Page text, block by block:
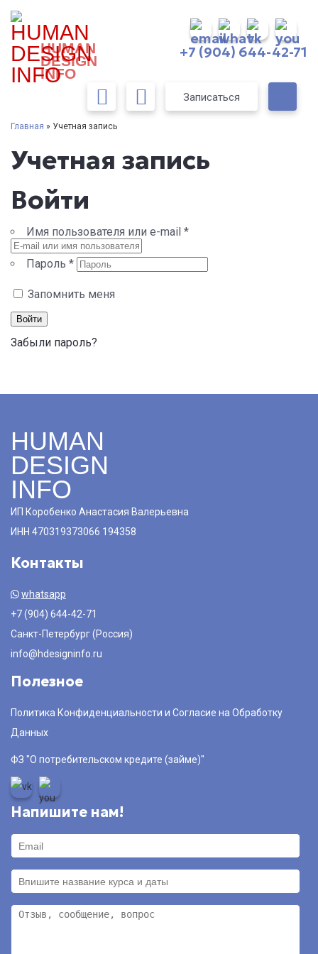
HUMAN
DESIGN
INFO
+7 (904) 644-42-71
Записаться
Главная » Учетная запись
Учетная запись
Войти
Имя пользователя или e-mail *
Пароль *
Запомнить меня
Войти
Забыли пароль?
HUMAN
DESIGN
INFO
ИП Коробенко Анастасия Валерьевна
ИНН 470319373066 194358
Контакты
whatsapp
+7 (904) 644-42-71
Санкт-Петербург (Россия)
info@hdesigninfo.ru
Полезное
Политика Конфиденциальности и Согласие на Обработку
Данных
ФЗ "О потребительском кредите (займе)"
Напишите нам!